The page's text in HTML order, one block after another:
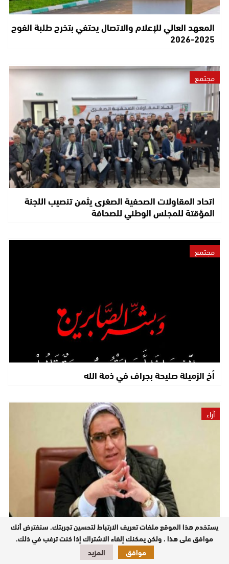
المعهد العالي للإعلام والاتصال يحتفي بتخرج طلبة الفوج
2025-2026
مجتمع
اتحاد المقاولات الصحفية الصغرى يثمن تنصيب اللجنة
المؤقتة للمجلس الوطني للصحافة
مجتمع
أخ الزميلة صليحة بجراف في ذمة الله
آراء
عندمايحاصرك الصمت …
يستخدم هذا الموقع ملفات تعريف الارتباط لتحسين تجربتك. سنفترض أنك
موافق على هذا ، ولكن يمكنك إلغاء الاشتراك إذا كنت ترغب في ذلك.
موافق
المزيد